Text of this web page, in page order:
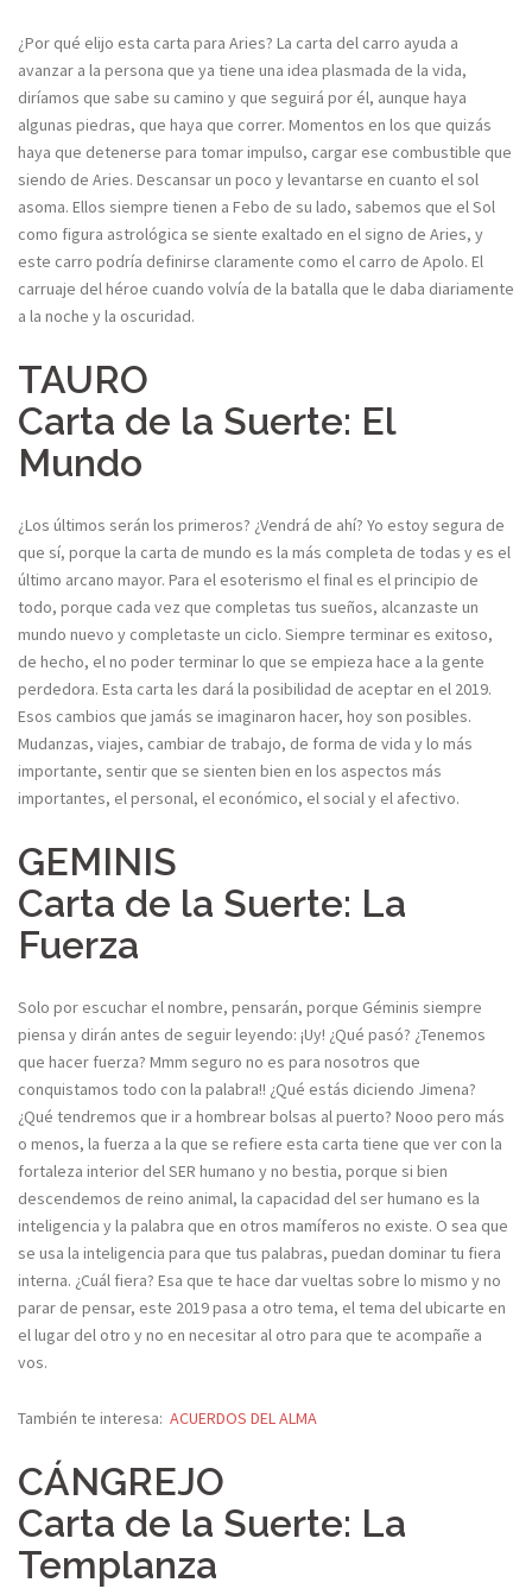
¿Por qué elijo esta carta para Aries? La carta del carro ayuda a
avanzar a la persona que ya tiene una idea plasmada de la vida,
diríamos que sabe su camino y que seguirá por él, aunque haya
algunas piedras, que haya que correr. Momentos en los que quizás
haya que detenerse para tomar impulso, cargar ese combustible que
siendo de Aries. Descansar un poco y levantarse en cuanto el sol
asoma. Ellos siempre tienen a Febo de su lado, sabemos que el Sol
como figura astrológica se siente exaltado en el signo de Aries, y
este carro podría definirse claramente como el carro de Apolo. El
carruaje del héroe cuando volvía de la batalla que le daba diariamente
a la noche y la oscuridad.
TAURO
Carta de la Suerte: El
Mundo
¿Los últimos serán los primeros? ¿Vendrá de ahí? Yo estoy segura de
que sí, porque la carta de mundo es la más completa de todas y es el
último arcano mayor. Para el esoterismo el final es el principio de
todo, porque cada vez que completas tus sueños, alcanzaste un
mundo nuevo y completaste un ciclo. Siempre terminar es exitoso,
de hecho, el no poder terminar lo que se empieza hace a la gente
perdedora. Esta carta les dará la posibilidad de aceptar en el 2019.
Esos cambios que jamás se imaginaron hacer, hoy son posibles.
Mudanzas, viajes, cambiar de trabajo, de forma de vida y lo más
importante, sentir que se sienten bien en los aspectos más
importantes, el personal, el económico, el social y el afectivo.
GEMINIS
Carta de la Suerte: La
Fuerza
Solo por escuchar el nombre, pensarán, porque Géminis siempre
piensa y dirán antes de seguir leyendo: ¡Uy! ¿Qué pasó? ¿Tenemos
que hacer fuerza? Mmm seguro no es para nosotros que
conquistamos todo con la palabra!! ¿Qué estás diciendo Jimena?
¿Qué tendremos que ir a hombrear bolsas al puerto? Nooo pero más
o menos, la fuerza a la que se refiere esta carta tiene que ver con la
fortaleza interior del SER humano y no bestia, porque si bien
descendemos de reino animal, la capacidad del ser humano es la
inteligencia y la palabra que en otros mamíferos no existe. O sea que
se usa la inteligencia para que tus palabras, puedan dominar tu fiera
interna. ¿Cuál fiera? Esa que te hace dar vueltas sobre lo mismo y no
parar de pensar, este 2019 pasa a otro tema, el tema del ubicarte en
el lugar del otro y no en necesitar al otro para que te acompañe a
vos.
También te interesa: ACUERDOS DEL ALMA
CÁNGREJO
Carta de la Suerte: La
Templanza